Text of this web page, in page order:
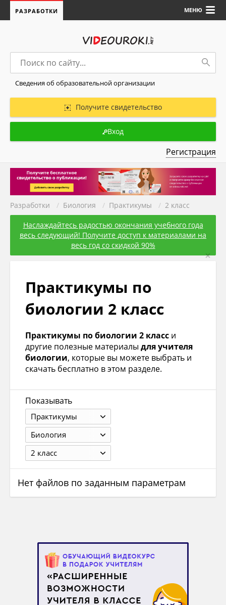
МЕНЮ
РАЗРАБОТКИ
Сведения об образовательной организации
Получите свидетельство
Вход
Регистрация
Разработки / Биология / Практикумы / 2 класс
Наслаждайтесь радостью окончания учебного года
весь следующий! Получите доступ к материалами на
весь год со скидкой 90%
×
Практикумы по
биологии 2 класс
Практикумы по биологии 2 класс и
другие полезные материалы для учителя
биологии, которые вы можете выбрать и
скачать бесплатно в этом разделе.
Показывать
Практикумы
Биология
2 класс
Нет файлов по заданным параметрам